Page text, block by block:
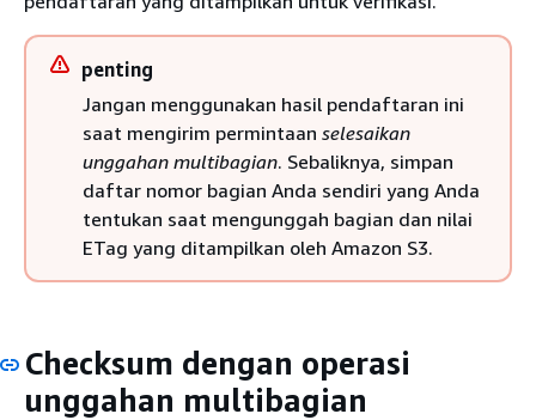
penting
Jangan menggunakan hasil pendaftaran ini
saat mengirim permintaan selesaikan
unggahan multibagian. Sebaliknya, simpan
daftar nomor bagian Anda sendiri yang Anda
tentukan saat mengunggah bagian dan nilai
ETag yang ditampilkan oleh Amazon S3.
Checksum dengan operasi
unggahan multibagian